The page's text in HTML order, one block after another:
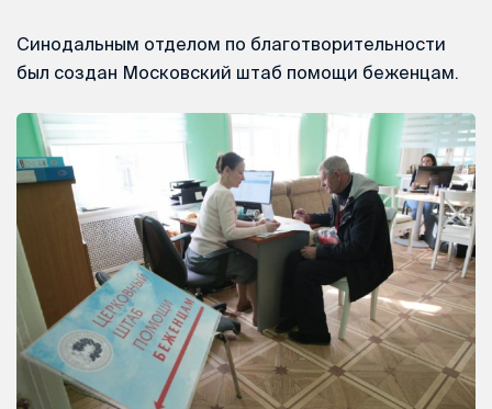
Синодальным отделом по благотворительности
был создан Московский штаб помощи беженцам.